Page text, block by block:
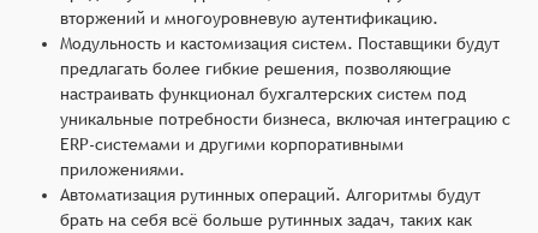
вторжений и многоуровневую аутентификацию.
Модульность и кастомизация систем. Поставщики будут
предлагать более гибкие решения, позволяющие
настраивать функционал бухгалтерских систем под
уникальные потребности бизнеса, включая интеграцию с
ERP-системами и другими корпоративными
приложениями.
Автоматизация рутинных операций. Алгоритмы будут
брать на себя всё больше рутинных задач, таких как